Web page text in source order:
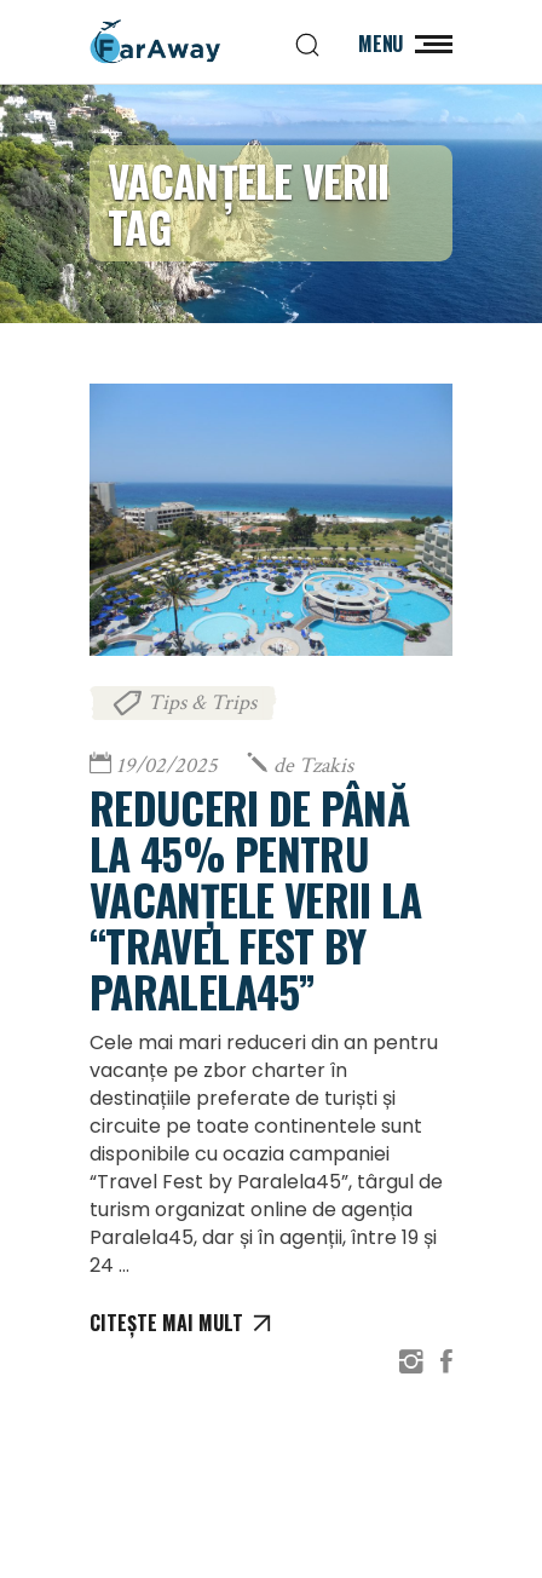
MENU
VACANȚELE VERII
TAG
Tips & Trips
19/02/2025 de Tzakis
REDUCERI DE PÂNĂ
LA 45% PENTRU
VACANȚELE VERII LA
“TRAVEL FEST BY
PARALELA45”
Cele mai mari reduceri din an pentru
vacanțe pe zbor charter în
destinațiile preferate de turiști și
circuite pe toate continentele sunt
disponibile cu ocazia campaniei
“Travel Fest by Paralela45”, târgul de
turism organizat online de agenția
Paralela45, dar și în agenții, între 19 și
24
CITEȘTE MAI MULT